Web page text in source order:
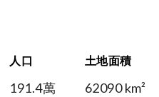
人口
191.4萬
土地面積
62090 km²